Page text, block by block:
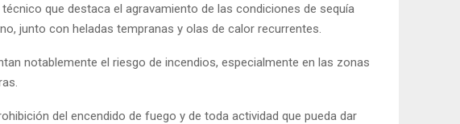
que destaca el agravamiento de las condiciones de sequía
junto con heladas tempranas y olas de calor recurrentes.
notablemente el riesgo de incendios, especialmente en las zonas
del encendido de fuego y de toda actividad que pueda dar